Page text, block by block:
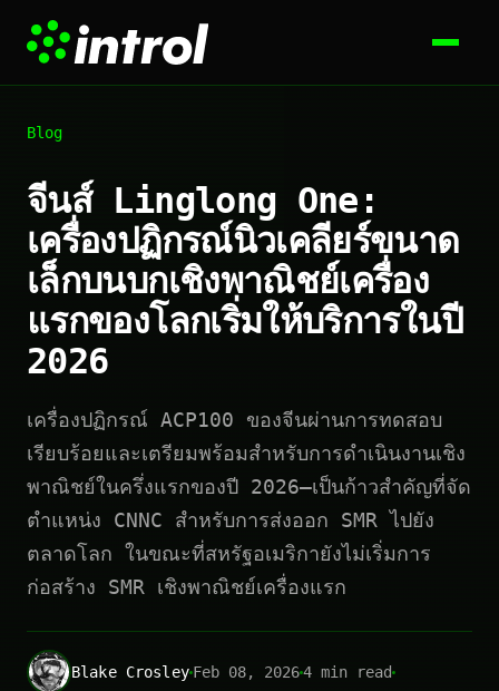
Blog
จีนส์ Linglong One:
เครื่องปฏิกรณ์นิวเคลียร์ขนาด
เล็กบนบกเชิงพาณิชย์เครื่อง
แรกของโลกเริ่มให้บริการในปี
2026
เครื่องปฏิกรณ์ ACP100 ของจีนผ่านการทดสอบ
เรียบร้อยและเตรียมพร้อมสำหรับการดำเนินงานเชิง
พาณิชย์ในครึ่งแรกของปี 2026—เป็นก้าวสำคัญที่จัด
ตำแหน่ง CNNC สำหรับการส่งออก SMR ไปยัง
ตลาดโลก ในขณะที่สหรัฐอเมริกายังไม่เริ่มการ
ก่อสร้าง SMR เชิงพาณิชย์เครื่องแรก
Blake CrosleyFeb 08, 20264 min read